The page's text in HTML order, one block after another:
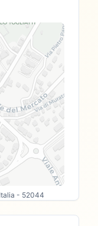
- 52044